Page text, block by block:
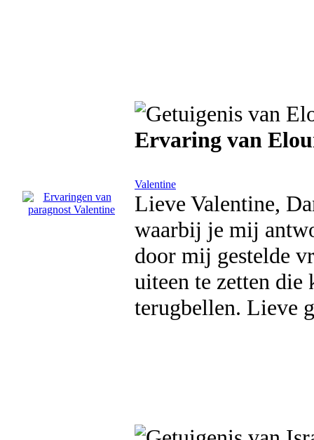
Ervaring van
Valentine
Lieve Valentine,
waarbij je mij
door mij gestelde
uiteen te zetten die
terugbellen. Lieve